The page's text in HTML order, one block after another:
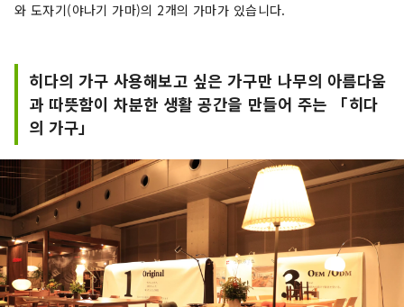
와 도자기(야나기 가마)의 2개의 가마가 있습니다.
히다의 가구 사용해보고 싶은 가구만 나무의 아름다움
과 따뜻함이 차분한 생활 공간을 만들어 주는 「히다
의 가구」